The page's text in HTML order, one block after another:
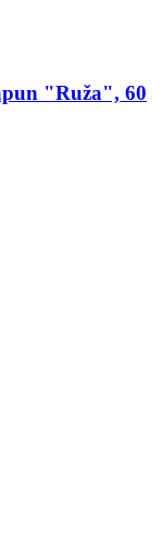
"Ruža", 60